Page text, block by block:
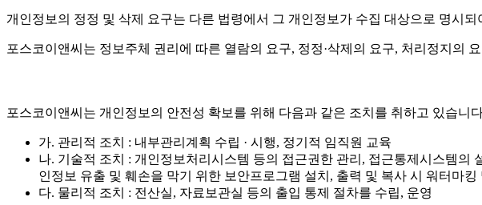
개인정보의 정정 및 삭제 요구는 다른 법령에서 그 개인정보가 수집 대상으로 명시
포스코이앤씨는 정보주체 권리에 따른 열람의 요구, 정정·삭제의 요구, 처리정지의
포스코이앤씨는 개인정보의 안전성 확보를 위해 다음과 같은 조치를 취하고 있습니
가. 관리적 조치 : 내부관리계획 수립 · 시행, 정기적 임직원 교육
나. 기술적 조치 : 개인정보처리시스템 등의 접근권한 관리, 접근통제시스템
인정보 유출 및 훼손을 막기 위한 보안프로그램 설치, 출력 및 복사 시 워터마킹
다. 물리적 조치 : 전산실, 자료보관실 등의 출입 통제 절차를 수립, 운영